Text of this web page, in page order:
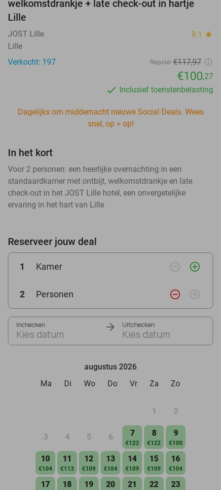
welkomstdrankje + late check-out in hartje
Lille
JOST Lille 9.1 star
Lille
Verkocht: 197
Regulier €117,97
€100,27
Inclusief toeristenbelasting
Dagelijks om middernacht nieuwe Social Deals. Wees
snel, op = op!
In het kort
Voor 2 personen: een heerlijke overnachting in een
standaardkamer met ontbijt, welkomstdrankje en late
check-out in het JOST Lille hotel, een onvergetelijke
ervaring in het hart van Lille
Reserveer jouw deal
1 Kamer remove_circle_outline add_circle_outline
2 Personen remove_circle_outline add_circle_outline
Inchecken
Kies datum
Uitchecken
Kies datum
augustus 2026
Ma
Di Wo Do Vr Za Zo
1 2
3 4 5 6 7
€122
8
€122
9
€100
10
€104
11
€113
12
€109
13
€104
14
€109
15
€109
16
€104
17 18 19 20 21 22 23